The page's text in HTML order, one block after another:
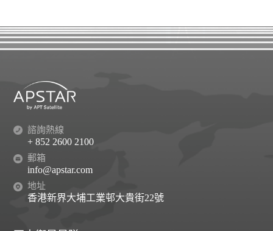
諮詢熱線
+ 852 2600 2100
郵箱
info@apstar.com
地址
香港新界大埔工業邨大貴街22號